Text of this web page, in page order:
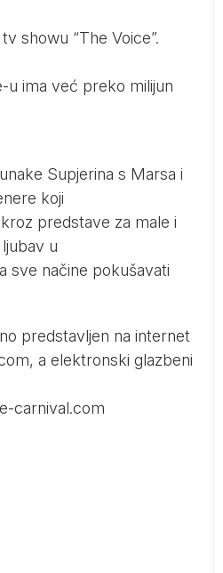
showu “The Voice”.
u ima već preko milijun
Supjerina s Marsa i
koji
predstave za male i
u
sve načine pokušavati
predstavljen na internet
, a elektronski glazbeni
carnival.com